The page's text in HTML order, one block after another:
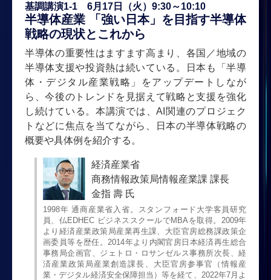
基調講演1-1 6月17日（火）9:30～10:10
半導体産業 「強い日本」を目指す半導体
戦略の現状とこれから
半導体の重要性はますます高まり、各国／地域の
半導体支援や投資熱は続いている。日本も「半導
体・デジタル産業戦略」をアップデートしなが
ら、今後のトレンドを見据えて戦略と支援を強化
し続けている。本講演では、AI関連のプロジェク
トなどに焦点を当てながら、日本の半導体戦略の
概要や具体例を紹介する。
経済産業省
商務情報政策局情報産業課 課長
金指 壽 氏
1998年 通商産業省入省。スタンフォード大学客員研究
員、仏EDHEC ビジネススクールでMBAを取得。2009年
より経済産業政策局産業再生課、大臣官房総務課政策企
画委員等を歴任。2014年より内閣官房日本経済再生総合
事務局企画官、ジェトロ・ロサンゼルス事務所次長、経
済産業政策局産業創造課長、大臣官房参事官（情報産
業・デジタル経済安全保障担当）等を経て、2022年7月よ